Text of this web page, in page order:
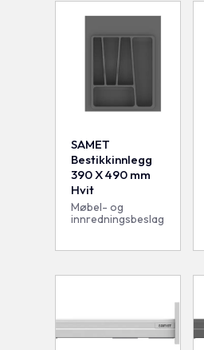
SAMET
Bestikkinnlegg
390 X 490 mm
Hvit
Møbel- og
innredningsbeslag